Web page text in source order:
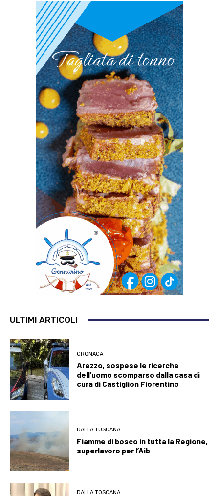
ULTIMI ARTICOLI
CRONACA
Arezzo, sospese le ricerche
dell’uomo scomparso dalla casa di
cura di Castiglion Fiorentino
DALLA TOSCANA
Fiamme di bosco in tutta la Regione,
superlavoro per l’Aib
DALLA TOSCANA